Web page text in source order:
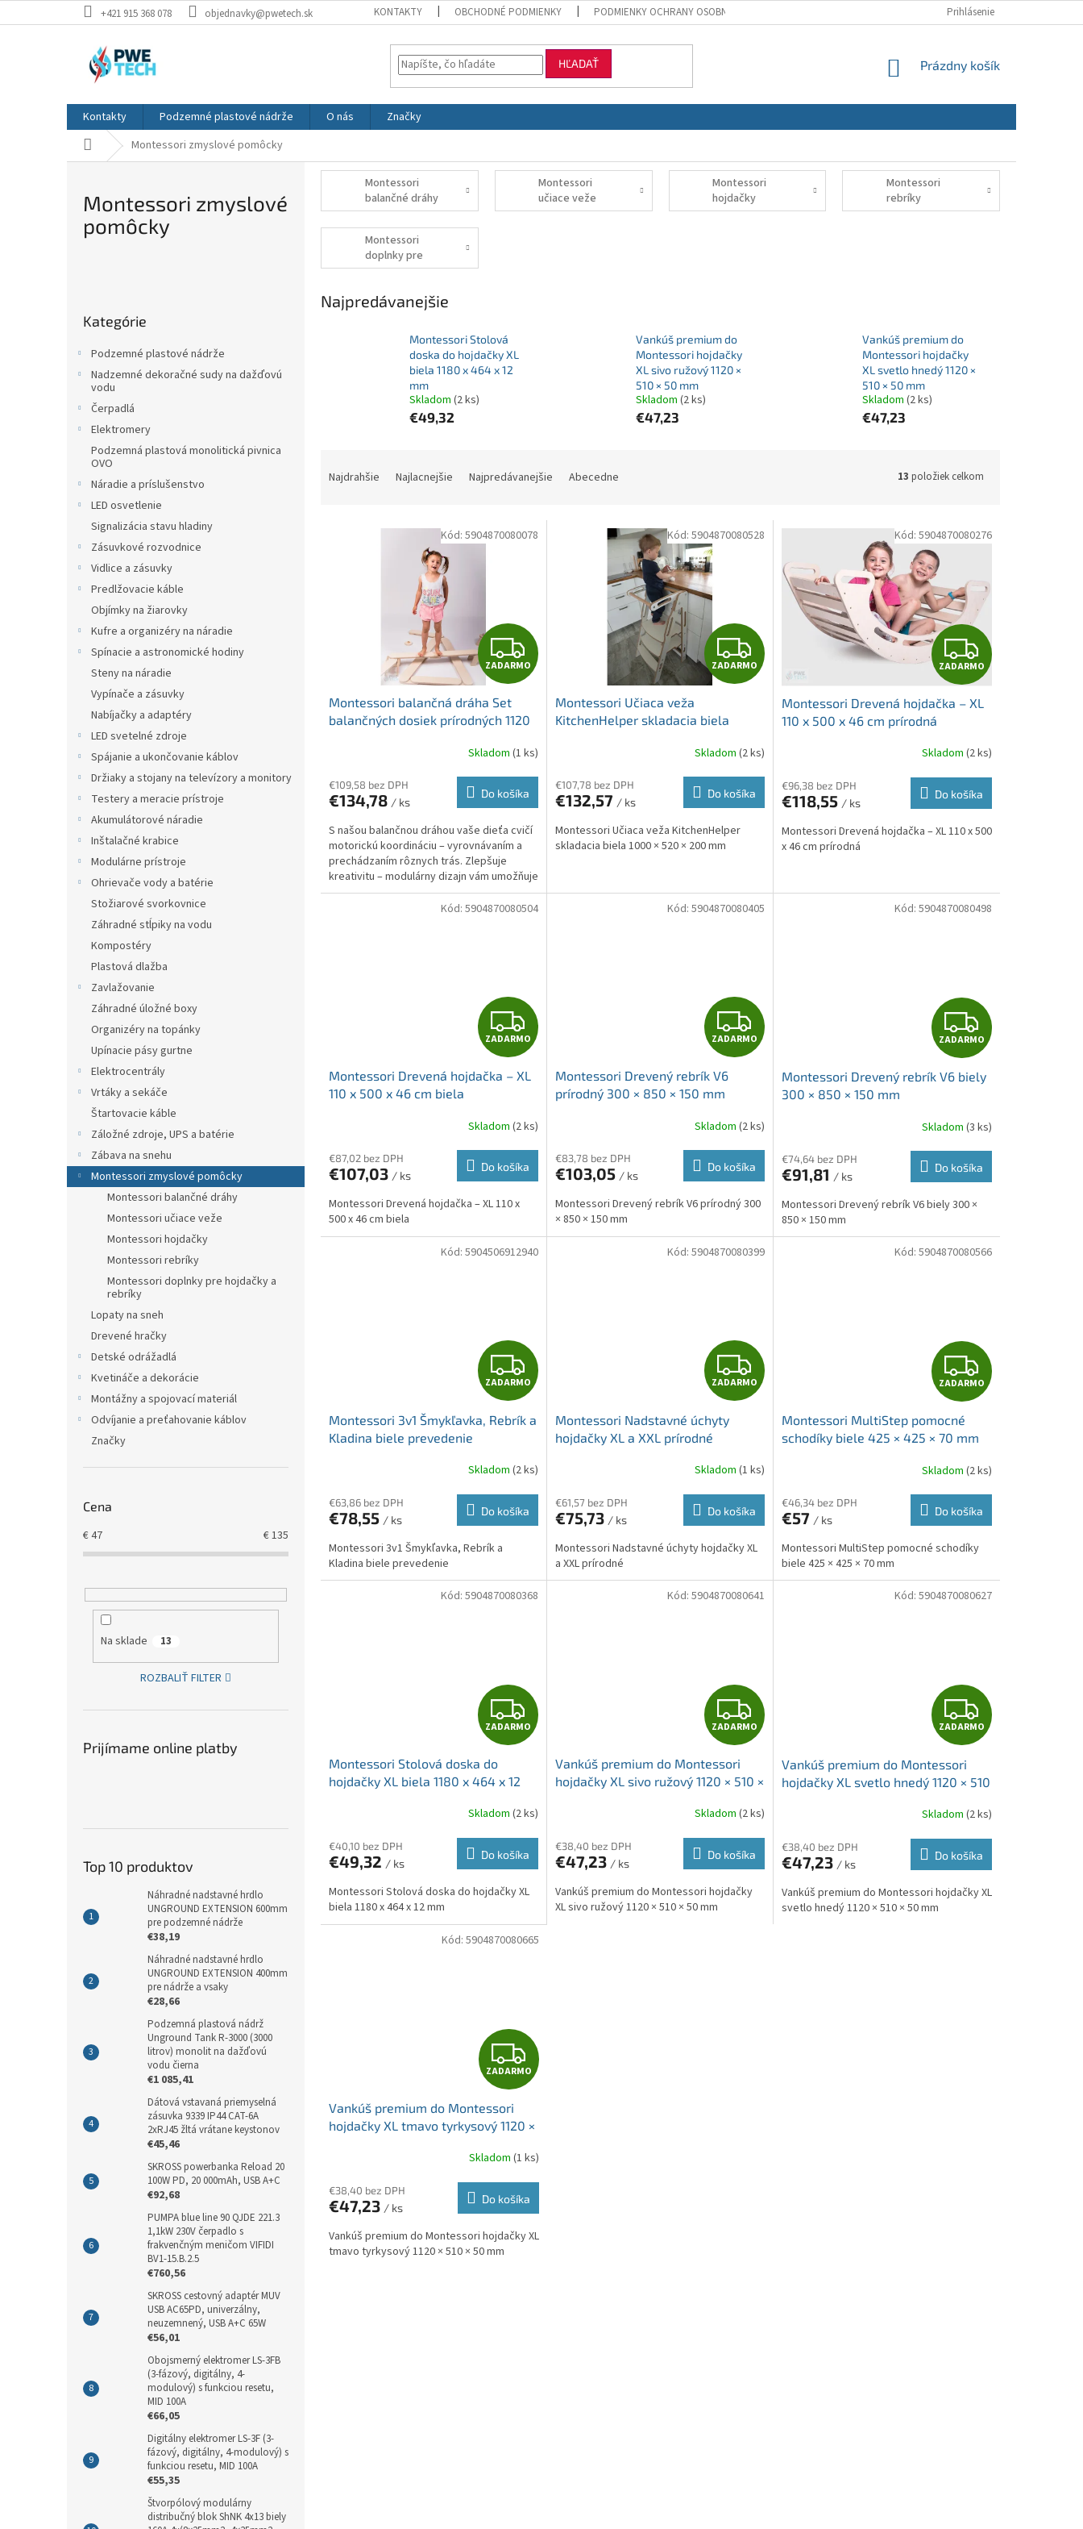
na
+421 915 368 078 objednavky@pwetech.sk KONTAKTY OBCHODNÉ PODMIENKY PODMIENKY OCHRANY OSOBNÝCH ÚDAJOV REKLAMAČNÝ FORMULÁR
Prihlásenie
HĽADAŤ
NÁKUPNÝ
Prázdny košík
Kontakty Podzemné plastové nádrže O nás
Značky
DomovMontessori zmyslové pomôcky
Montessori zmyslové
pomôcky
kategórie
Kategórie
Podzemné plastové nádrže
Nadzemné dekoračné sudy na dažďovú
vodu
Čerpadlá
Elektromery
Podzemná plastová monolitická pivnica
OVO
Náradie a príslušenstvo
LED osvetlenie
Signalizácia stavu hladiny
Zásuvkové rozvodnice
Vidlice a zásuvky
Predlžovacie káble
Objímky na žiarovky
Kufre a organizéry na náradie
Spínacie a astronomické hodiny
Steny na náradie
Vypínače a zásuvky
Nabíjačky a adaptéry
LED svetelné zdroje
Spájanie a ukončovanie káblov
Držiaky a stojany na televízory a monitory
Testery a meracie prístroje
Akumulátorové náradie
Inštalačné krabice
Modulárne prístroje
Ohrievače vody a batérie
Stožiarové svorkovnice
Záhradné stĺpiky na vodu
Kompostéry
Plastová dlažba
Zavlažovanie
Záhradné úložné boxy
Organizéry na topánky
Upínacie pásy gurtne
Elektrocentrály
Vrtáky a sekáče
Štartovacie káble
Záložné zdroje, UPS a batérie
Zábava na snehu
Montessori zmyslové pomôcky
Montessori balančné dráhy
Montessori učiace veže
Montessori hojdačky
Montessori rebríky
Montessori doplnky pre hojdačky a
rebríky
Lopaty na sneh
Drevené hračky
Detské odrážadlá
Kvetináče a dekorácie
Montážny a spojovací materiál
Odvíjanie a preťahovanie káblov
Značky
Cena
€47 €135
Na sklade 13
ROZBALIŤ FILTER
Prijímame online platby
Top 10 produktov
Náhradné nadstavné hrdlo
UNGROUND EXTENSION 600mm
pre podzemné nádrže
€38,19
Náhradné nadstavné hrdlo
UNGROUND EXTENSION 400mm
pre nádrže a vsaky
€28,66
Podzemná plastová nádrž
Unground Tank R-3000 (3000
litrov) monolit na dažďovú
vodu čierna
€1 085,41
Dátová vstavaná priemyselná
zásuvka 9339 IP44 CAT-6A
2xRJ45 žltá vrátane keystonov
€45,46
SKROSS powerbanka Reload 20
100W PD, 20 000mAh, USB A+C
€92,68
PUMPA blue line 90 QJDE 221.3
1,1kW 230V čerpadlo s
frakvenčným meničom VIFIDI
BV1-15.B.2.5
€760,56
SKROSS cestovný adaptér MUV
USB AC65PD, univerzálny,
neuzemnený, USB A+C 65W
€56,01
Obojsmerný elektromer LS-3FB
(3-fázový, digitálny, 4-
modulový) s funkciou resetu,
MID 100A
€66,05
Digitálny elektromer LS-3F (3-
fázový, digitálny, 4-modulový) s
funkciou resetu, MID 100A
€55,35
Štvorpólový modulárny
distribučný blok ShNK 4x13 biely
Montessori
balančné dráhy
Montessori
učiace veže
Montessori
hojdačky
Montessori
rebríky
Montessori
doplnky pre
hojdačky a
Najpredávanejšie
Montessori Stolová
doska do hojdačky XL
biela 1180 x 464 x 12
mm
Skladom (2 ks)
€49,32
Vankúš premium do
Montessori hojdačky
XL sivo ružový 1120 ×
510 × 50 mm
Skladom (2 ks)
€47,23
Vankúš premium do
Montessori hojdačky
XL svetlo hnedý 1120 ×
510 × 50 mm
Skladom (2 ks)
€47,23
Najdrahšie Najlacnejšie Najpredávanejšie Abecedne 13 položiek celkom
Z
A
D
A
R
M
ZADARMO
Montessori balančná dráha Set
balančných dosiek prírodných 1120
Skladom (1 ks)
€109,58 bez DPH
€134,78 / ks
Do košíka
S našou balančnou dráhou vaše dieťa cvičí
motorickú koordináciu – vyrovnávaním a
prechádzaním rôznych trás. Zlepšuje
kreativitu – modulárny dizajn vám umožňuje
vytvárať...
Kód: 5904870080078
Z
A
A
R
M
ZADARMO
Montessori Učiaca veža
KitchenHelper skladacia biela
Skladom (2 ks)
€107,78 bez DPH
€132,57 / ks
Do košíka
Montessori Učiaca veža KitchenHelper
skladacia biela 1000 × 520 × 200 mm
Kód: 5904870080528
Z
A
D
A
R
M
ZADARMO
Montessori Drevená hojdačka – XL
110 x 500 x 46 cm prírodná
Skladom (2 ks)
€96,38 bez DPH
€118,55 / ks
Do košíka
Montessori Drevená hojdačka – XL 110 x 500
x 46 cm prírodná
Kód: 5904870080276
Z
A
D
A
R
M
ZADARMO
Montessori Drevená hojdačka – XL
110 x 500 x 46 cm biela
Skladom (2 ks)
€87,02 bez DPH
€107,03 / ks
Do košíka
Montessori Drevená hojdačka – XL 110 x
500 x 46 cm biela
Kód: 5904870080504
Z
A
A
R
M
ZADARMO
Montessori Drevený rebrík V6
prírodný 300 × 850 × 150 mm
Skladom (2 ks)
€83,78 bez DPH
€103,05 / ks
Do košíka
Montessori Drevený rebrík V6 prírodný 300
× 850 × 150 mm
Kód: 5904870080405
Z
A
D
A
R
M
ZADARMO
Montessori Drevený rebrík V6 biely
300 × 850 × 150 mm
Skladom (3 ks)
€74,64 bez DPH
€91,81 / ks
Do košíka
Montessori Drevený rebrík V6 biely 300 ×
850 × 150 mm
Kód: 5904870080498
Z
A
D
A
R
M
ZADARMO
Montessori 3v1 Šmykľavka, Rebrík a
Kladina biele prevedenie
Skladom (2 ks)
€63,86 bez DPH
€78,55 / ks
Do košíka
Montessori 3v1 Šmykľavka, Rebrík a
Kladina biele prevedenie
Kód: 5904506912940
Z
A
A
R
M
ZADARMO
Montessori Nadstavné úchyty
hojdačky XL a XXL prírodné
Skladom (1 ks)
€61,57 bez DPH
€75,73 / ks
Do košíka
Montessori Nadstavné úchyty hojdačky XL
a XXL prírodné
Kód: 5904870080399
Z
A
D
A
R
M
ZADARMO
Montessori MultiStep pomocné
schodíky biele 425 × 425 × 70 mm
Skladom (2 ks)
€46,34 bez DPH
€57 / ks
Do košíka
Montessori MultiStep pomocné schodíky
biele 425 × 425 × 70 mm
Kód: 5904870080566
Z
A
A
R
M
ZADARMO
Montessori Stolová doska do
hojdačky XL biela 1180 x 464 x 12
Skladom (2 ks)
€40,10 bez DPH
€49,32 / ks
Do košíka
Montessori Stolová doska do hojdačky XL
biela 1180 x 464 x 12 mm
Kód: 5904870080368
Z
A
D
A
R
M
ZADARMO
Vankúš premium do Montessori
hojdačky XL sivo ružový 1120 × 510 ×
Skladom (2 ks)
€38,40 bez DPH
€47,23 / ks
Do košíka
Vankúš premium do Montessori hojdačky
XL sivo ružový 1120 × 510 × 50 mm
Kód: 5904870080641
Z
A
D
A
R
M
ZADARMO
Vankúš premium do Montessori
hojdačky XL svetlo hnedý 1120 × 510
Skladom (2 ks)
€38,40 bez DPH
€47,23 / ks
Do košíka
Vankúš premium do Montessori hojdačky XL
svetlo hnedý 1120 × 510 × 50 mm
Kód: 5904870080627
Z
A
D
A
R
M
ZADARMO
Vankúš premium do Montessori
hojdačky XL tmavo tyrkysový 1120 ×
Skladom (1 ks)
€38,40 bez DPH
€47,23 / ks
Do košíka
Vankúš premium do Montessori hojdačky XL
tmavo tyrkysový 1120 × 510 × 50 mm
Kód: 5904870080665